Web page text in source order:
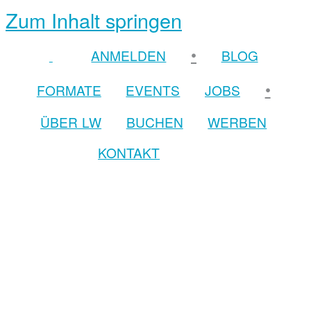
Zum Inhalt springen
ANMELDEN •
BLOG
FORMATE
EVENTS JOBS •
ÜBER LW BUCHEN
WERBEN
KONTAKT